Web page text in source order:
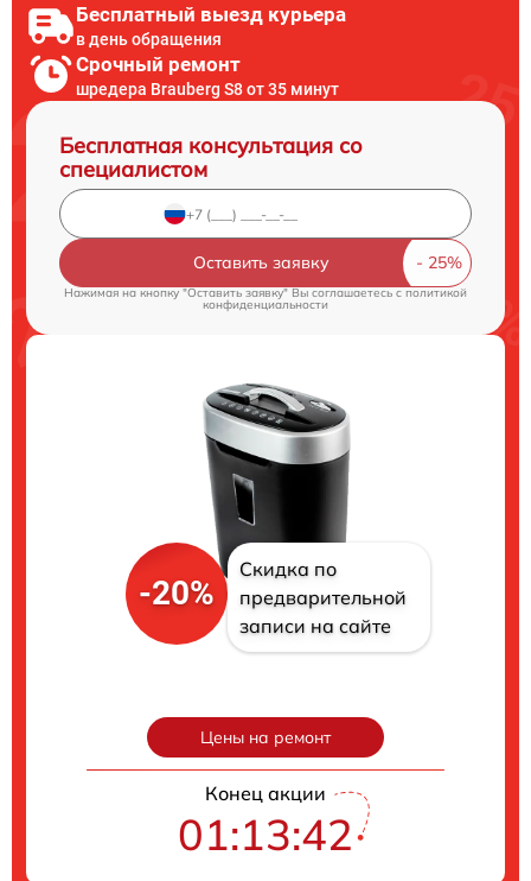
Бесплатный выезд курьера
в день обращения
Срочный ремонт
шредера Brauberg S8 от 35 минут
Бесплатная консультация со
специалистом
Оставить заявку
Нажимая на кнопку "Оставить заявку" Вы соглашаетесь c политикой
конфиденциальности
-20%
Скидка по
предварительной
записи на сайте
Цены на ремонт
Конец акции
01:13:41